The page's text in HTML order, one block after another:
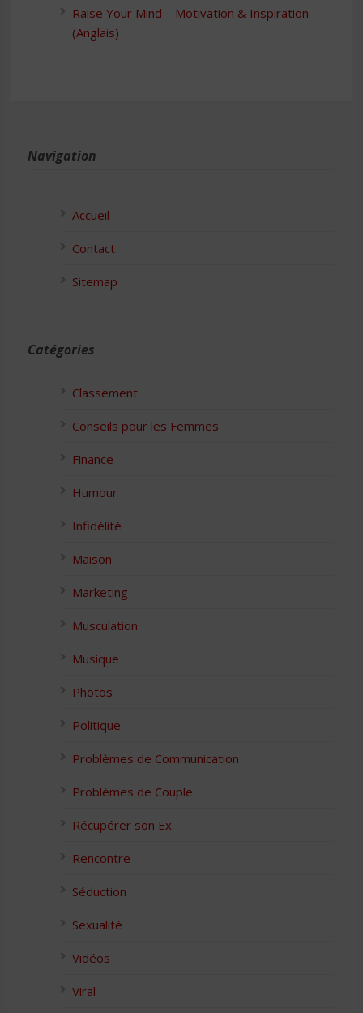
Raise Your Mind – Motivation & Inspiration
(Anglais)
Navigation
Accueil
Contact
Sitemap
Catégories
Classement
Conseils pour les Femmes
Finance
Humour
Infidélité
Maison
Marketing
Musculation
Musique
Photos
Politique
Problèmes de Communication
Problèmes de Couple
Récupérer son Ex
Rencontre
Séduction
Sexualité
Vidéos
Viral